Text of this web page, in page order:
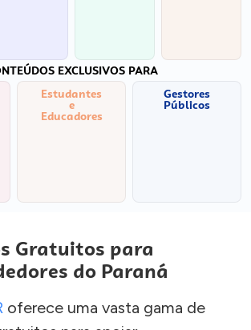
EXCLUSIVOS PARA
Estudantes
e
Educadores
Gestores
Públicos
Gratuitos para
do Paraná
oferece uma vasta gama de